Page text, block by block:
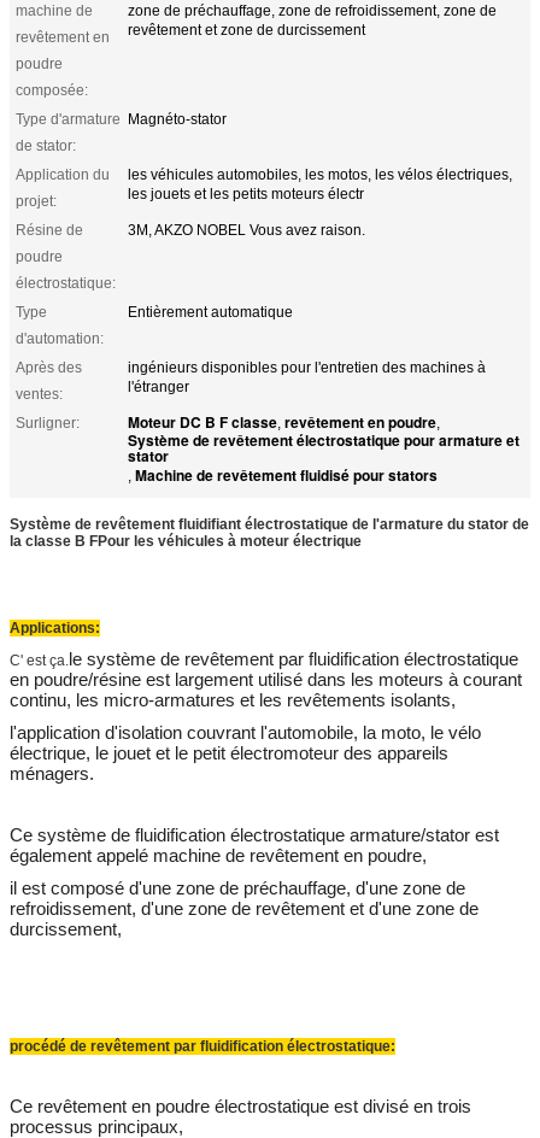
machine de
revêtement en
poudre
composée:
zone de préchauffage, zone de refroidissement, zone de
revêtement et zone de durcissement
Type d'armature
de stator:
Magnéto-stator
Application du
projet:
les véhicules automobiles, les motos, les vélos électriques,
les jouets et les petits moteurs électr
Résine de
poudre
électrostatique:
3M, AKZO NOBEL Vous avez raison.
Type
d'automation:
Entièrement automatique
Après des
ventes:
ingénieurs disponibles pour l'entretien des machines à
l'étranger
Surligner: Moteur DC B F classe, revêtement en poudre,
Système de revêtement électrostatique pour armature et
stator
, Machine de revêtement fluidisé pour stators
Système de revêtement fluidifiant électrostatique de l'armature du stator de
la classe B FPour les véhicules à moteur électrique
Applications:
C' est ça.le système de revêtement par fluidification électrostatique
en poudre/résine est largement utilisé dans les moteurs à courant
continu, les micro-armatures et les revêtements isolants,
l'application d'isolation couvrant l'automobile, la moto, le vélo
électrique, le jouet et le petit électromoteur des appareils
ménagers.
Ce système de fluidification électrostatique armature/stator est
également appelé machine de revêtement en poudre,
il est composé d'une zone de préchauffage, d'une zone de
refroidissement, d'une zone de revêtement et d'une zone de
durcissement,
procédé de revêtement par fluidification électrostatique:
Ce revêtement en poudre électrostatique est divisé en trois
processus principaux,